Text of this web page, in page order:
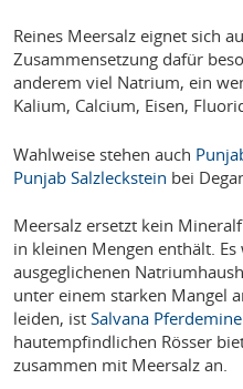
Reines Meersalz eignet sich
Zusammensetzung dafür
anderem viel Natrium, ein
Kalium, Calcium, Eisen,
Wahlweise stehen auch
Punjab Salzleckstein bei
Meersalz ersetzt kein
in kleinen Mengen enthält.
ausgeglichenen
unter einem starken Mangel
leiden, istSalvana
hautempfindlichen Rösser
zusammen mit Meersalz an.